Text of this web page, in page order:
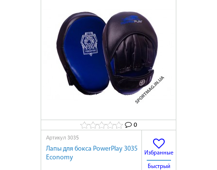
0
Артикул 3035
Лапы для бокса PowerPlay 3035
Economy
Избранные
Быстрый